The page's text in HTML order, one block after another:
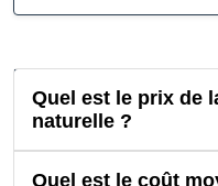
Quel est le prix de
naturelle ?
Quel est le coût